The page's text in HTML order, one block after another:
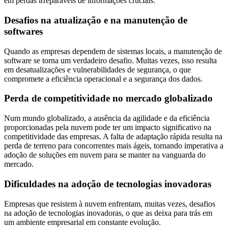
Desafios na atualização e na manutenção de
softwares
Quando as empresas dependem de sistemas locais, a manutenção de
software se torna um verdadeiro desafio. Muitas vezes, isso resulta
em desatualizações e vulnerabilidades de segurança, o que
compromete a eficiência operacional e a segurança dos dados.
Perda de competitividade no mercado globalizado
Num mundo globalizado, a ausência da agilidade e da eficiência
proporcionadas pela nuvem pode ter um impacto significativo na
competitividade das empresas. A falta de adaptação rápida resulta na
perda de terreno para concorrentes mais ágeis, tornando imperativa a
adoção de soluções em nuvem para se manter na vanguarda do
mercado.
Dificuldades na adoção de tecnologias inovadoras
Empresas que resistem à nuvem enfrentam, muitas vezes, desafios
na adoção de tecnologias inovadoras, o que as deixa para trás em
um ambiente empresarial em constante evolução.